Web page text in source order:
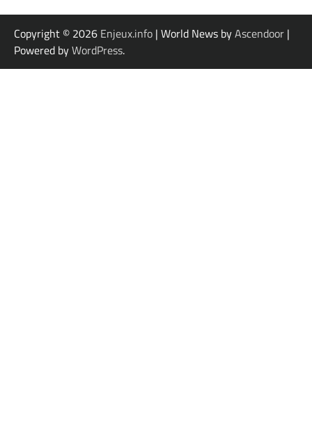
Copyright © 2026 Enjeux.info | World News byAscendoor |
Powered byWordPress.